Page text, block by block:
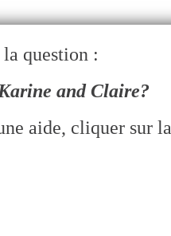
question :
and Claire?
aide, cliquer sur la